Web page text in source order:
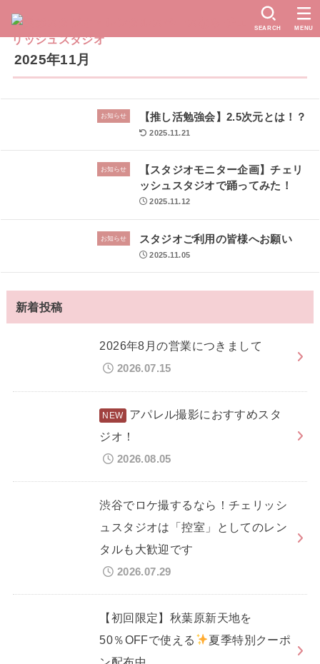
SEARCH MENU
2025年11月
お知らせ 【推し活勉強会】2.5次元とは！？
2025.11.21
お知らせ
【スタジオモニター企画】チェリ
ッシュスタジオで踊ってみた！
2025.11.12
お知らせ スタジオご利用の皆様へお願い
2025.11.05
新着投稿
2026年8月の営業につきまして
2026.07.15
アパレル撮影におすすめスタ
ジオ！
2026.08.05
渋谷でロケ撮するなら！チェリッシ
ュスタジオは「控室」としてのレン
タルも大歓迎です
2026.07.29
【初回限定】秋葉原新天地を
50％OFFで使える
夏季特別クーポ